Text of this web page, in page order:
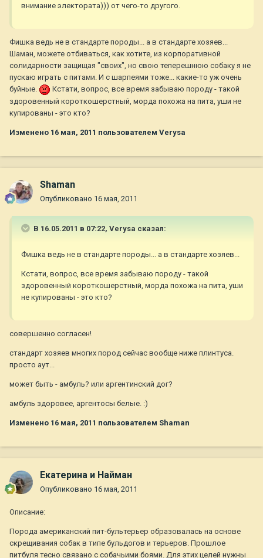
внимание электората))) от чего-то другого.
Фишка ведь не в стандарте породы... а в стандарте хозяев...
Шаман, можете отбиваться, как хотите, из корпоративной
солидарности защищая "своих", но свою теперешнюю собаку я не
пускаю играть с питами. И с шарпеями тоже... какие-то уж очень
буйные.
Кстати, вопрос, все время забываю породу - такой
здоровенный короткошерстный, морда похожа на пита, уши не
купированы - это кто?
Изменено 16 мая, 2011 пользователем Verysa
Shaman
Опубликовано 16 мая, 2011
В 16.05.2011 в 07:22, Verysa сказал:
Фишка ведь не в стандарте породы... а в стандарте хозяев...
Кстати, вопрос, все время забываю породу - такой
здоровенный короткошерстный, морда похожа на пита, уши
не купированы - это кто?
совершенно согласен!
стандарт хозяев многих пород сейчас вообще ниже плинтуса.
просто аут...
может быть - амбуль? или аргентинский дог?
амбуль здоровее, аргентосы белые. :)
Изменено 16 мая, 2011 пользователем Shaman
Екатерина и Найман
Опубликовано 16 мая, 2011
Описание:
Порода американский пит-бультерьер образовалась на основе
скрещивания собак в типе бульдогов и терьеров. Прошлое
питбуля тесно связано с собачьими боями. Для этих целей нужны